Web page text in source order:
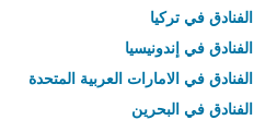
الفنادق في تركيا
الفنادق في إندونيسيا
الفنادق في الامارات العربية المتحدة
الفنادق في البحرين